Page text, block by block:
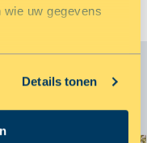
uw gegevens
kan zijn
actief te scannen
Details tonenMET: